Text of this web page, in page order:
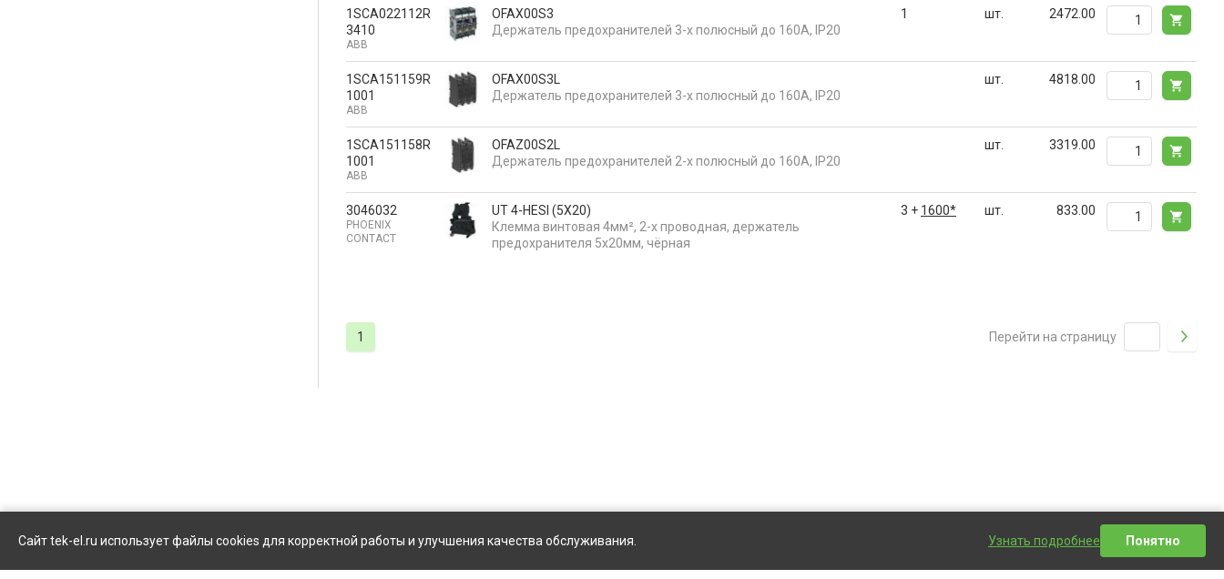
1SCA022112R
3410
ABB
OFAX00S3
Держатель предохранителей 3-х полюсный до 160А, IP20
1 шт. 2472.00
1SCA151159R
1001
ABB
OFAX00S3L
Держатель предохранителей 3-х полюсный до 160А, IP20
шт. 4818.00
1SCA151158R
1001
ABB
OFAZ00S2L
Держатель предохранителей 2-х полюсный до 160А, IP20
шт. 3319.00
3046032
PHOENIX
CONTACT
UT 4-HESI (5X20)
Клемма винтовая 4мм², 2-х проводная, держатель
предохранителя 5х20мм, чёрная
3 + 1600* шт. 833.00
1 Перейти на страницу
Написать сообщение
Сайт tek-el.ru использует файлы cookies для корректной работы и улучшения качества обслуживания. Узнать подробнее Понятно